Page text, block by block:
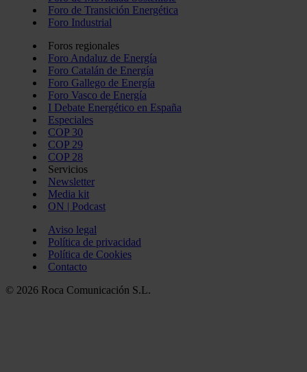
Foro de Transición Energética
Foro Industrial
Foros regionales
Foro Andaluz de Energía
Foro Catalán de Energía
Foro Gallego de Energía
Foro Vasco de Energía
I Debate Energético en España
Especiales
COP 30
COP 29
COP 28
Servicios
Newsletter
Media kit
ON | Podcast
Aviso legal
Política de privacidad
Política de Cookies
Contacto
© 2026 Roca Comunicación S.L.